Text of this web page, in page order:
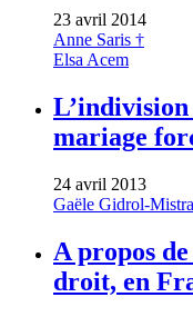
23 avril 2014
Anne Saris †
Elsa Acem
mariage
24 avril 2013
Gaële Gidrol-
A propos
droit, en